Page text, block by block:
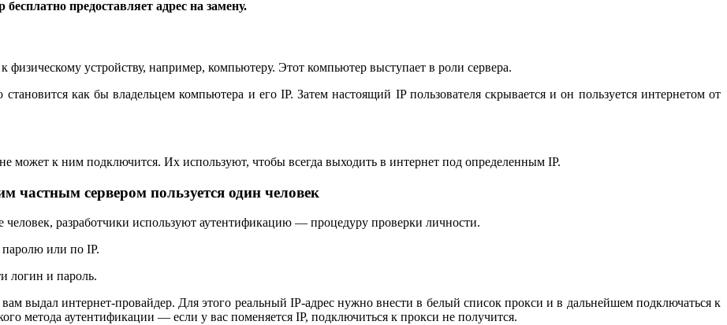
предоставляет адрес на замену.
устройству, например, компьютеру. Этот компьютер выступает в роли сервера.
как бы владельцем компьютера и его IP. Затем настоящий IP пользователя скрывается и он пользуется интернетом от
может к ним подключится. Их используют, чтобы всегда выходить в интернет под определенным IP.
частным сервером пользуется один человек
человек, разработчики используют аутентификацию — процедуру проверки личности.
или по IP.
логин и пароль.
выдал интернет-провайдер. Для этого реальный IP-адрес нужно внести в белый список прокси и в дальнейшем подключаться к
метода аутентификации — если у вас поменяется IP, подключиться к прокси не получится.